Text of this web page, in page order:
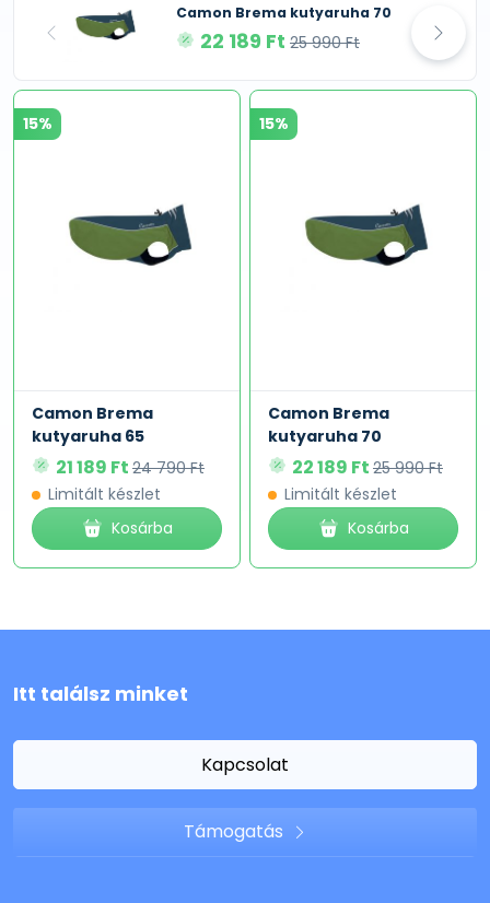
Camon Brema kutyaruha 70
22 189 Ft 25 990 Ft
15%
Camon Brema
kutyaruha 65
21 189 Ft 24 790 Ft
Limitált készlet
Kosárba
15%
Camon Brema
kutyaruha 70
22 189 Ft 25 990 Ft
Limitált készlet
Kosárba
Itt találsz minket
Kapcsolat
Támogatás